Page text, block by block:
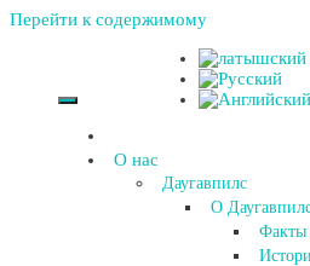
Перейти к содержимому
О нас
Даугавпилс
О